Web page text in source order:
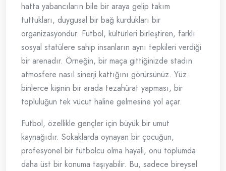
hatta yabancıların bile bir araya gelip takım
tuttukları, duygusal bir bağ kurdukları bir
organizasyondur. Futbol, kültürleri birleştiren, farklı
sosyal statülere sahip insanların aynı tepkileri verdiği
bir arenadır. Örneğin, bir maça gittiğinizde stadın
atmosfere nasıl sinerji kattığını görürsünüz. Yüz
binlerce kişinin bir arada tezahürat yapması, bir
topluluğun tek vücut haline gelmesine yol açar.
Futbol, özellikle gençler için büyük bir umut
kaynağıdır. Sokaklarda oynayan bir çocuğun,
profesyonel bir futbolcu olma hayali, onu toplumda
daha üst bir konuma taşıyabilir. Bu, sadece bireysel